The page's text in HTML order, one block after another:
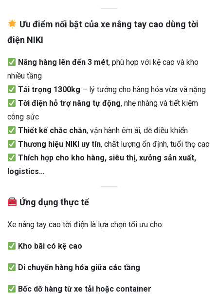
Ưu điểm nổi bật của xe nâng tay cao dùng tời
điện NIKI
Nâng hàng lên đến 3 mét, phù hợp với kệ cao và kho
nhiều tầng
Tải trọng 1300kg – lý tưởng cho hàng hóa vừa và nặng
Tời điện hỗ trợ nâng tự động, nhẹ nhàng và tiết kiệm
công sức
Thiết kế chắc chắn, vận hành êm ái, dễ điều khiển
Thương hiệu NIKI uy tín, chất lượng ổn định, tuổi thọ cao
Thích hợp cho kho hàng, siêu thị, xưởng sản xuất,
logistics…
Ứng dụng thực tế
Xe nâng tay cao tời điện là lựa chọn tối ưu cho:
Kho bãi có kệ cao
Di chuyển hàng hóa giữa các tầng
Bốc dỡ hàng từ xe tải hoặc container